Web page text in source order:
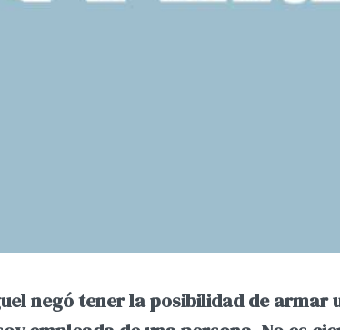
negó tener la posibilidad de armar